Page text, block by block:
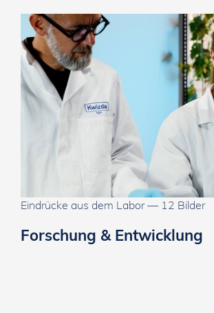
Eindrücke aus dem Labor — 12 Bilder
Forschung & Entwicklung